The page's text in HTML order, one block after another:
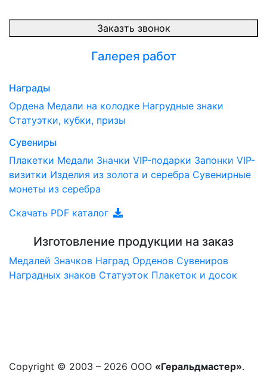
Заказть звонок
Галерея работ
Награды
Ордена Медали на колодке Нагрудные знаки
Статуэтки, кубки, призы
Сувениры
Плакетки Медали Значки VIP-подарки Запонки VIP-
визитки Изделия из золота и серебра Сувенирные
монеты из серебра
Скачать PDF каталог
Изготовление продукции на заказ
Медалей Значков Наград Орденов Сувениров
Наградныx знаков Статуэток Плакеток и досок
Copyright © 2003 – 2026 ООО «Геральдмастер».